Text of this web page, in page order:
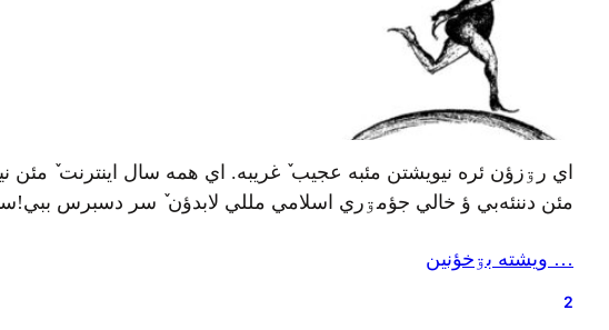
اي رۊزؤن ئره نيويشتن مئبه عجيب ٚ غريبه. اي همه سال اينترنت ٚ مئن
مئن دننئه‌بي ؤ خالي جؤمۊري اسلامي مللي لابدؤن ٚ سر دسبرس
… ويشته بۊخؤنين
2